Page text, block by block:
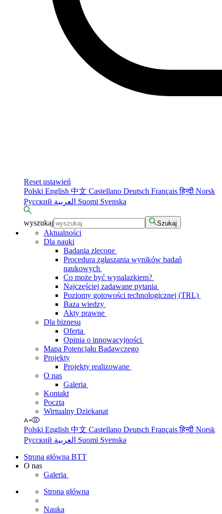
Reset ustawień
Polski English 中文 Castellano Deutsch Françaisहिन्दी Norsk
Русский
Suomi Svenska
wyszukaj Szukaj
Aktualności
Dla nauki
Badania zlecone
Procedura zgłaszania wyników badań
naukowych
Co może być wynalazkiem?
Najczęściej zadawane pytania
Poziomy gotowości technologicznej (TRL)
Baza wiedzy
Akty prawne
Dla biznesu
Oferta
Opinia o innowacyjności
Mapa Potencjału Badawczego
Projekty
Projekty realizowane
O nas
Galeria
Kontakt
Poczta
Wirtualny Dziekanat
Polski English 中文 Castellano Deutsch Françaisहिन्दी Norsk
Русский
Suomi Svenska
Strona główna BTT
O nas
Galeria
Strona główna
Nauka